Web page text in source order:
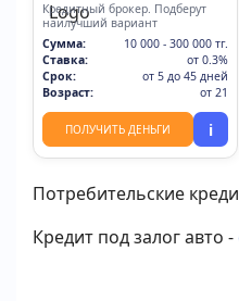
Кредитный брокер. Подберут
наилучший вариант
Сумма:
10 000 - 300 000 тг.
Ставка:
от 0.3%
Срок:
от 5 до 45 дней
Возраст:
от 21
ПОЛУЧИТЬ ДЕНЬГИ i
Потребительские
Кредит под залог авто -